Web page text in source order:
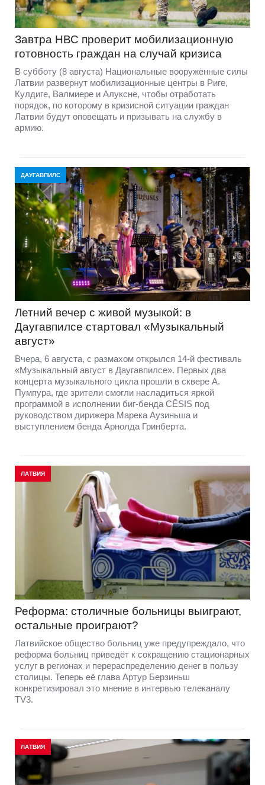
Завтра НВС проверит мобилизационную
готовность граждан на случай кризиса
В субботу (8 августа) Национальные вооружённые силы
Латвии развернут мобилизационные центры в Риге,
Кулдиге, Валмиере и Алуксне, чтобы отработать
порядок, по которому в кризисной ситуации граждан
Латвии будут оповещать и призывать на службу в
армию.
ДАУГАВПИЛС
Летний вечер с живой музыкой: в
Даугавпилсе стартовал «Музыкальный
август»
Вчера, 6 августа, с размахом открылся 14-й фестиваль
«Музыкальный август в Даугавпилсе». Первых два
концерта музыкального цикла прошли в сквере А.
Пумпура, где зрители смогли насладиться яркой
программой в исполнении биг-бенда CĒSIS под
руководством дирижера Марека Аузиньша и
выступлением бенда Арнолда Гринберта.
ЛАТВИЯ
Реформа: столичные больницы выиграют,
остальные проиграют?
Латвийское общество больниц уже предупреждало, что
реформа больниц приведёт к сокращению стационарных
услуг в регионах и перераспределению денег в пользу
столицы. Теперь её глава Артур Берзиньш
конкретизировал это мнение в интервью телеканалу
TV3.
ЛАТВИЯ